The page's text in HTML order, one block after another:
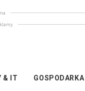
& IT GOSPODARKA